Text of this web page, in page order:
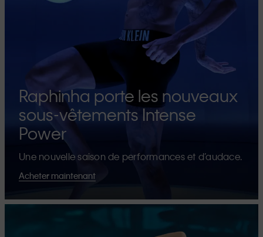
Raphinha porte les nouveaux
sous-vêtements Intense
Power
Une nouvelle saison de performances et d’audace.
Acheter maintenant